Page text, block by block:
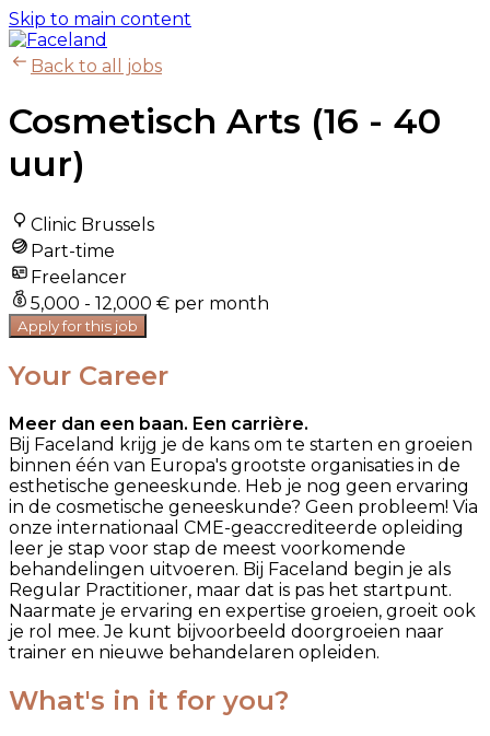
Skip to main content
Back to all jobs
Cosmetisch Arts (16 - 40
uur)
Clinic Brussels
Part-time
Freelancer
5,000 - 12,000 € per month
Apply for this job
Your Career
Meer dan een baan. Een carrière.
Bij Faceland krijg je de kans om te starten en groeien
binnen één van Europa's grootste organisaties in de
esthetische geneeskunde. Heb je nog geen ervaring
in de cosmetische geneeskunde? Geen probleem! Via
onze internationaal CME-geaccrediteerde opleiding
leer je stap voor stap de meest voorkomende
behandelingen uitvoeren. Bij Faceland begin je als
Regular Practitioner, maar dat is pas het startpunt.
Naarmate je ervaring en expertise groeien, groeit ook
je rol mee. Je kunt bijvoorbeeld doorgroeien naar
trainer en nieuwe behandelaren opleiden.
What's in it for you?